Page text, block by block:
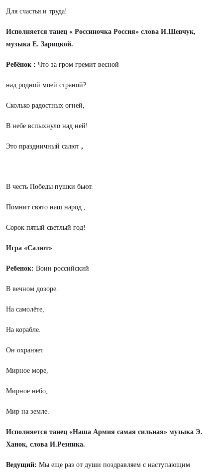
Для счастья и труда!
Исполняется танец « Россиночка Россия» слова И.Шевчук,
музыка Е. Зарицкой.
Ребёнок : Что за гром гремит весной
над родной моей страной?
Сколько радостных огней,
В небе вспыхнуло над ней!
Это праздничный салют ,
В честь Победы пушки бьют.
Помнит свято наш народ ,
Сорок пятый светлый год!
Игра «Салют»
Ребенок: Воин российский
В вечном дозоре.
На самолёте,
На корабле.
Он охраняет
Мирное море,
Мирное небо,
Мир на земле.
Исполняется танец «Наша Армия самая сильная» музыка Э.
Ханок, слова И.Резника.
Ведущий: Мы еще раз от души поздравляем с наступающим